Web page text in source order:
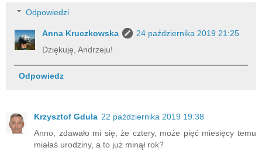
Odpowiedzi
Anna Kruczkowska
24 października 2019 21:25
Dziękuję, Andrzeju!
Odpowiedz
Krzysztof Gdula 22 października 2019 19:38
Anno, zdawało mi się, że cztery, może pięć miesięcy temu
miałaś urodziny, a to już minął rok?